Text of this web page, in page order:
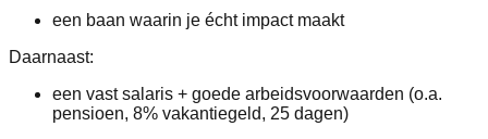
een baan waarin je écht impact maakt
Daarnaast:
een vast salaris + goede arbeidsvoorwaarden (o.a.
pensioen, 8% vakantiegeld, 25 dagen)